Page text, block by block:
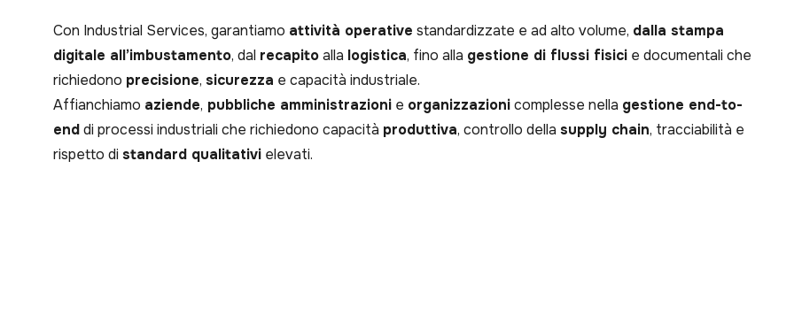
Con Industrial Services, garantiamo attività operative standardizzate e ad alto volume, dalla stampa
digitale all’imbustamento, dal recapitoalla logistica, fino alla gestione di flussi fisici e documentali che
richiedono precisione, sicurezza e capacità industriale.
Affianchiamo aziende, pubbliche amministrazioni e organizzazionicomplesse nella gestione end-to-
enddi processi industriali che richiedono capacità produttiva, controllo della supply chain, tracciabilità e
rispetto di standard qualitativi elevati.